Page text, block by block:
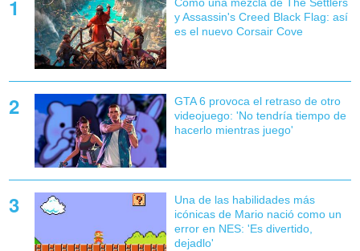
y Assassin's Creed Black Flag: así
es el nuevo Corsair Cove
GTA 6 provoca el retraso de otro
videojuego: 'No tendría tiempo de
hacerlo mientras juego'
Una de las habilidades más
icónicas de Mario nació como un
error en NES: 'Es divertido,
dejadlo'